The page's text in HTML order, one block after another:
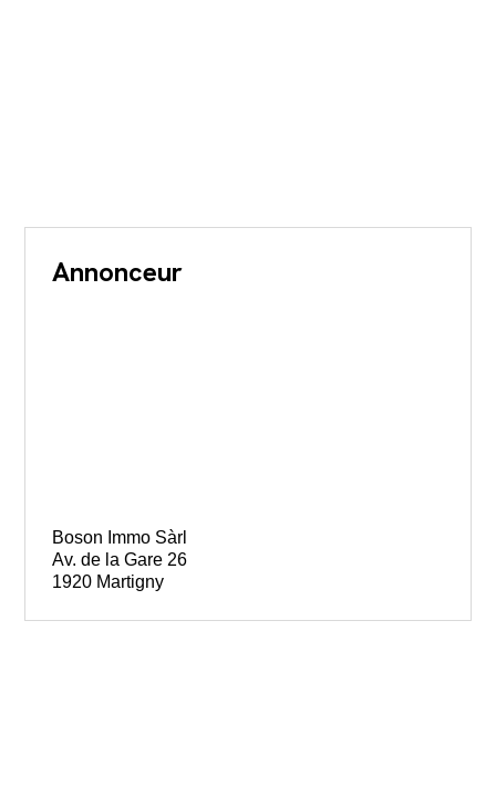
Annonceur
Boson Immo Sàrl
Av. de la Gare 26
1920 Martigny